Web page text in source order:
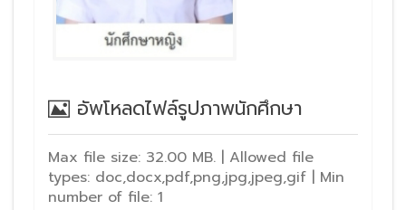
อัพโหลดไฟล์รูปภาพนักศึกษา
Max file size: 32.00 MB. | Allowed file
types: doc,docx,pdf,png,jpg,jpeg,gif | Min
number of file: 1